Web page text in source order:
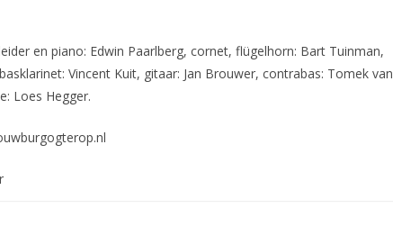
en piano: Edwin Paarlberg, cornet, flügelhorn: Bart Tuinman,
Vincent Kuit, gitaar: Jan Brouwer, contrabas: Tomek van
Loes Hegger.